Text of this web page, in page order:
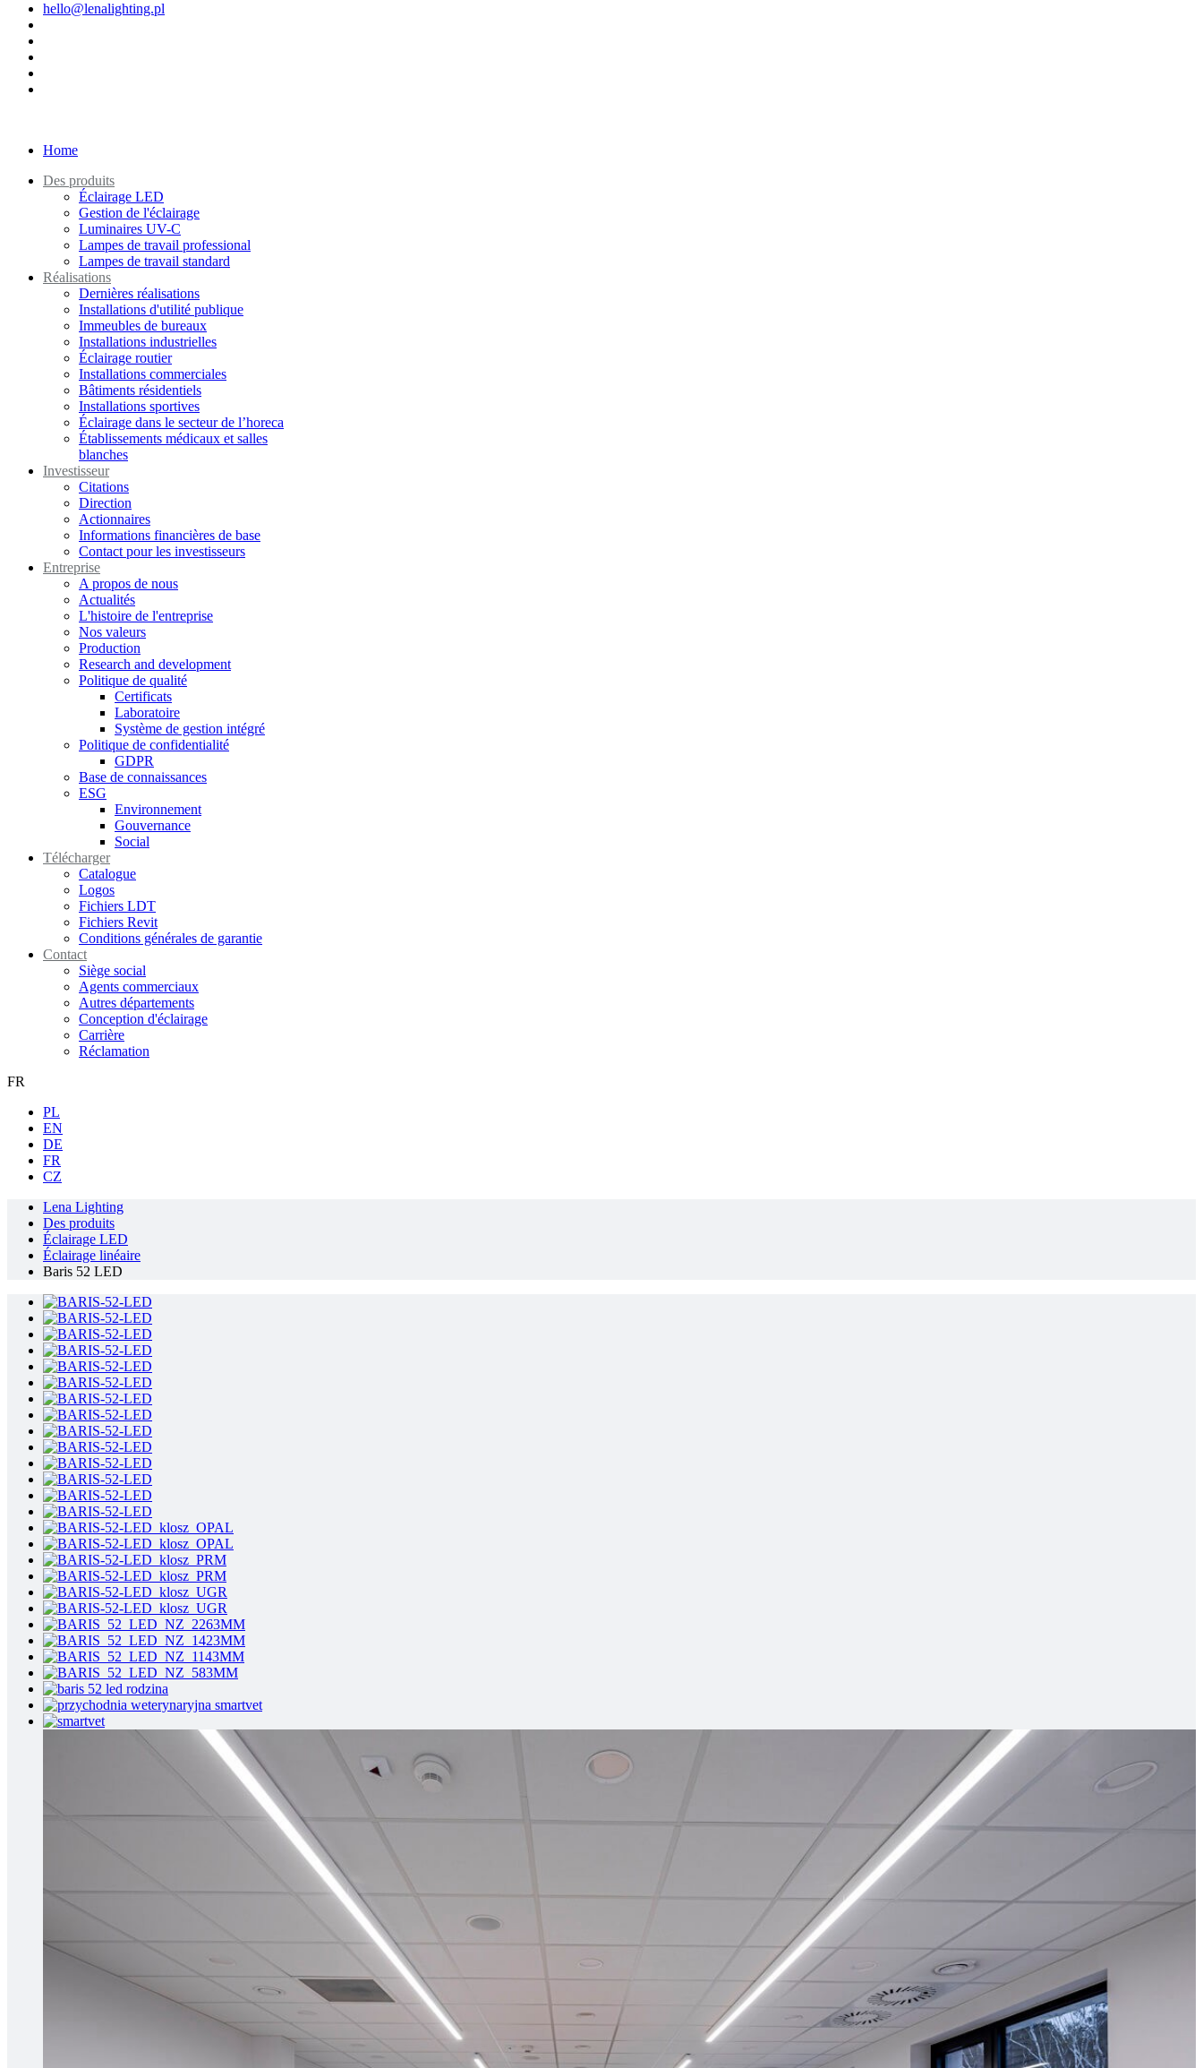
hello@lenalighting.pl
Home
Des produits
Éclairage LED
Gestion de l'éclairage
Luminaires UV-C
Lampes de travail professional
Lampes de travail standard
Réalisations
Dernières réalisations
Installations d'utilité publique
Immeubles de bureaux
Installations industrielles
Éclairage routier
Installations commerciales
Bâtiments résidentiels
Installations sportives
Éclairage dans le secteur de l’horeca
Établissements médicaux et salles
blanches
Investisseur
Citations
Direction
Actionnaires
Informations financières de base
Contact pour les investisseurs
Entreprise
A propos de nous
Actualités
L'histoire de l'entreprise
Nos valeurs
Production
Research and development
Politique de qualité
Certificats
Laboratoire
Système de gestion intégré
Politique de confidentialité
GDPR
Base de connaissances
ESG
Environnement
Gouvernance
Social
Télécharger
Catalogue
Logos
Fichiers LDT
Fichiers Revit
Conditions générales de garantie
Contact
Siège social
Agents commerciaux
Autres départements
Conception d'éclairage
Carrière
Réclamation
FR
PL
EN
DE
FR
CZ
Lena Lighting
Des produits
Éclairage LED
Éclairage linéaire
Baris 52 LED